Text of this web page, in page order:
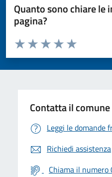
Quanto sono chiare
pagina?
Valuta da 1 a 5 stelle la pagina
Valuta 5
Valuta 4 stelle
Valuta 3 stelle su 5
Valuta 2 stelle su 5
Valuta 1 stelle su 5
Contatta il comune
Leggi le domande
Richiedi assistenza
Chiama il